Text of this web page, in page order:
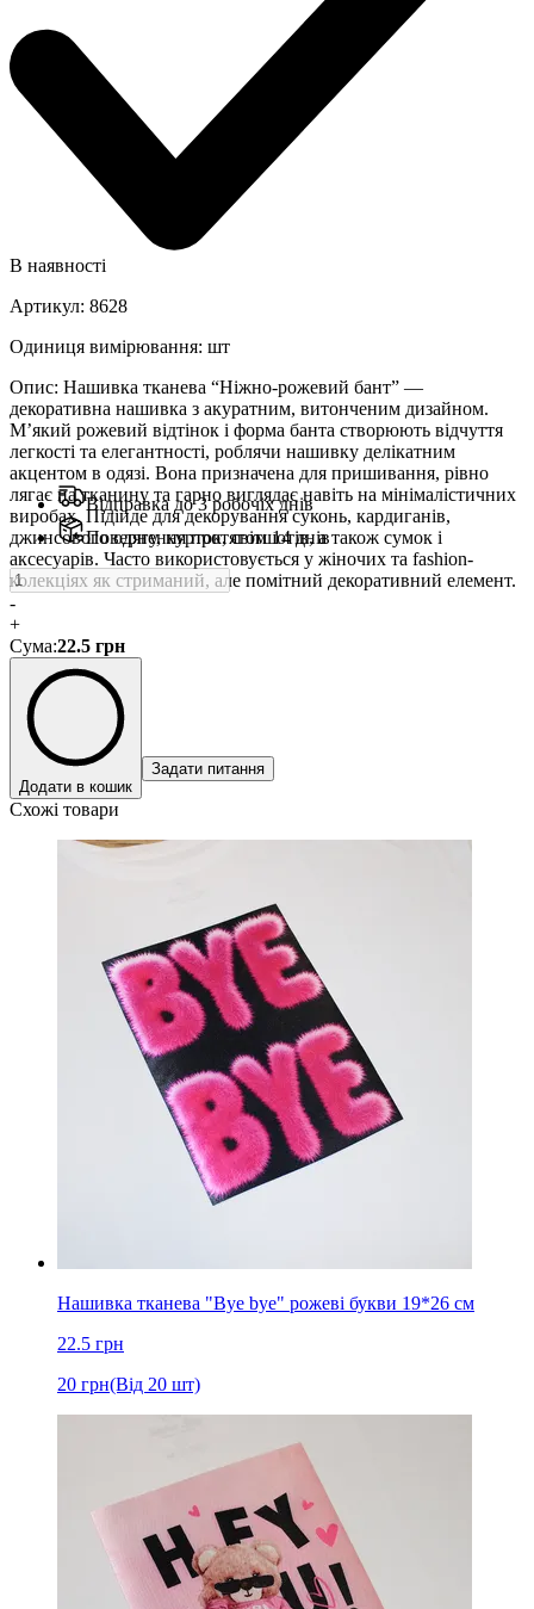
В наявності
Артикул: 8628
Одиниця вимірювання: шт
Опис: Нашивка тканева “Ніжно-рожевий бант” —
декоративна нашивка з акуратним, витонченим дизайном.
М’який рожевий відтінок і форма банта створюють відчуття
легкості та елегантності, роблячи нашивку делікатним
акцентом в одязі. Вона призначена для пришивання, рівно
лягає на тканину та гарно виглядає навіть на мінімалістичних
виробах. Підійде для декорування суконь, кардиганів,
джинсового одягу, курток, світшотів, а також сумок і
аксесуарів. Часто використовується у жіночих та fashion-
колекціях як стриманий, але помітний декоративний елемент.
Відправка до 3 робочіх днів
Повернення протягом 14 днів
-
+
Сума:22.5 грн
Додати в кошик
Задати питання
Схожі товари
Нашивка тканева "Bye bye" рожеві букви 19*26 см
22.5 грн
20 грн(Від 20 шт)